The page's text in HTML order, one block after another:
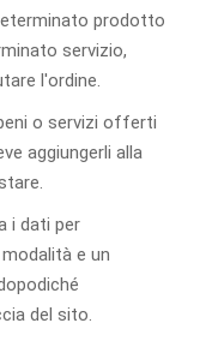
prodotto
servizio,
l'ordine.
o servizi offerti
aggiungerli alla
i dati per
e un
del sito.